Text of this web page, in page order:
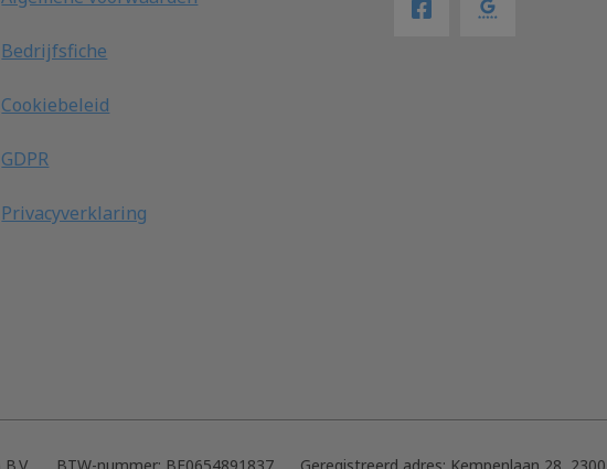
Bedrijfsfiche
Cookiebeleid
GDPR
Privacyverklaring